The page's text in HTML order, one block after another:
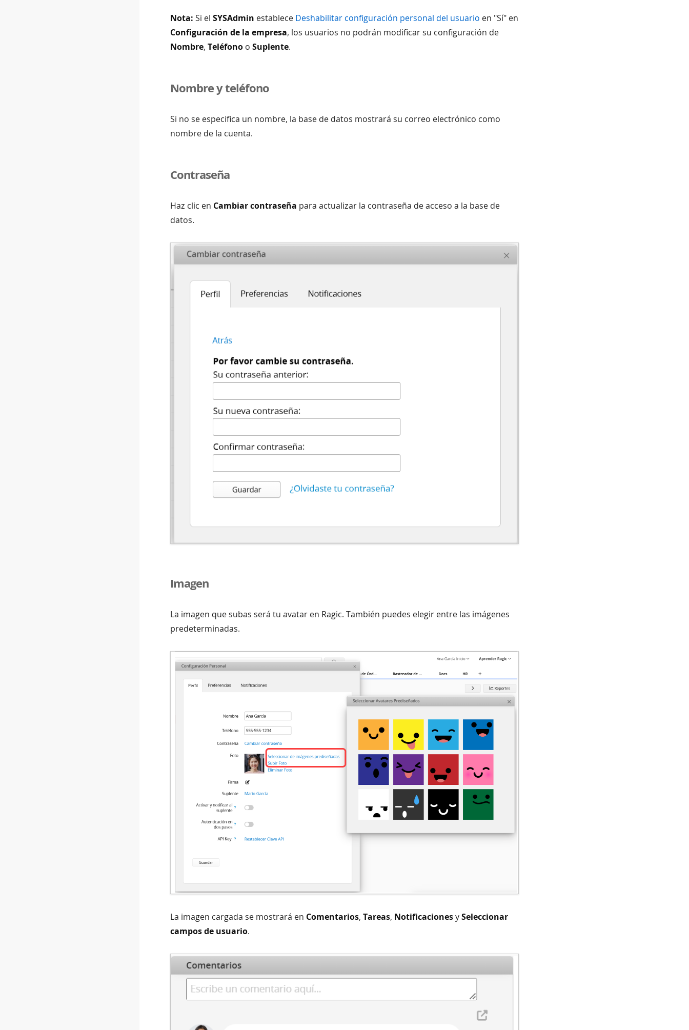
Nota: Si el SYSAdmin establece Deshabilitar configuración personal del usuario en "Sí" en
Configuración de la empresa, los usuarios no podrán modificar su configuración de
Nombre, Teléfono o Suplente.
Nombre y teléfono
Si no se especifica un nombre, la base de datos mostrará su correo electrónico como
nombre de la cuenta.
Contraseña
Haz clic en Cambiar contraseña para actualizar la contraseña de acceso a la base de
datos.
Imagen
La imagen que subas será tu avatar en Ragic. También puedes elegir entre las imágenes
predeterminadas.
La imagen cargada se mostrará en Comentarios, Tareas, NotificacionesySeleccionar
campos de usuario.